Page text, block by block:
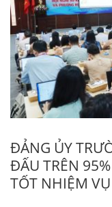
ĐẢNG ỦY
ĐẤU TRÊN
TỐT NHIỆM